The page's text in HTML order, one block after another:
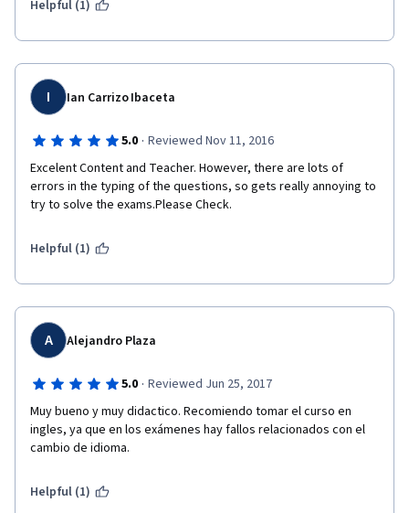
Helpful (1)
I Ian Carrizo Ibaceta
5.0 · Reviewed Nov 11, 2016
Excelent Content and Teacher. However, there are lots of
errors in the typing of the questions, so gets really annoying to
try to solve the exams.Please Check.
Helpful (1)
A Alejandro Plaza
5.0 · Reviewed Jun 25, 2017
Muy bueno y muy didactico. Recomiendo tomar el curso en
ingles, ya que en los exámenes hay fallos relacionados con el
cambio de idioma.
Helpful (1)